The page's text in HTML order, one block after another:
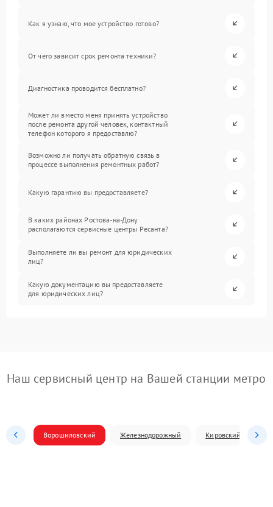
Как я узнаю, что мое устройство готово?
От чего зависит срок ремонта техники?
Диагностика проводится бесплатно?
Может ли вместо меня принять устройство
после ремонта другой человек, контактный
телефон которого я предоставлю?
Возможно ли получать обратную связь в
процессе выполнения ремонтных работ?
Какую гарантию вы предоставляете?
В каких районах Ростова-на-Дону
располагаются сервисные центры Ресанта?
Выполняете ли вы ремонт для юридических
лиц?
Какую документацию вы предоставляете
для юридических лиц?
Наш сервисный центр на Вашей станции метро
Ворошиловский Железнодорожный Кировский